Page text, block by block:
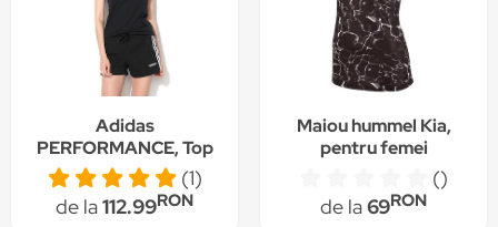
Adidas
PERFORMANCE, Top
slim fit cu spate
decupat, pentru
antrenament, Negru
(1)
de la112.99RON
Maiou hummel Kia,
pentru femei
()
de la69RON